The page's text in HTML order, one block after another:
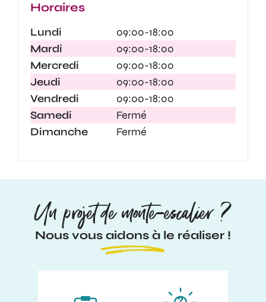
Horaires
Lundi
09:00-18:00
Mardi
09:00-18:00
Mercredi
09:00-18:00
Jeudi
09:00-18:00
Vendredi
09:00-18:00
Samedi
Fermé
Dimanche
Fermé
Un projet de monte-escalier ?
Nous vous aidons à le réaliser !